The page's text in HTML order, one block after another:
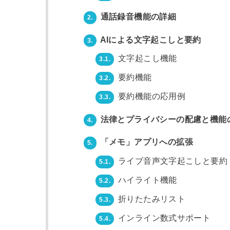
2. 通話録音機能の詳細
3. AIによる文字起こしと要約
3.1. 文字起こし機能
3.2. 要約機能
3.3. 要約機能の応用例
4. 法律とプライバシーの配慮と機能
5. 「メモ」アプリへの拡張
5.1. ライブ音声文字起こしと要約
5.2. ハイライト機能
5.3. 折りたたみリスト
5.4. インライン数式サポート